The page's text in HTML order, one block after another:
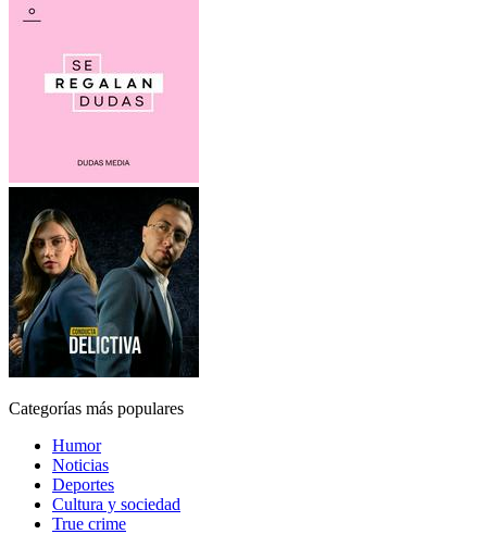
Categorías más populares
Humor
Noticias
Deportes
Cultura y sociedad
True crime